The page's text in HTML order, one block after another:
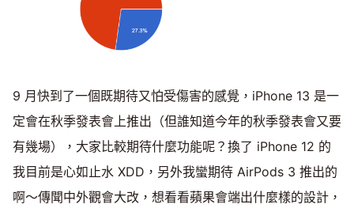
9 月快到了一個既期待又怕受傷害的感覺，iPhone 13 是一
定會在秋季發表會上推出（但誰知道今年的秋季發表會又要
有幾場），大家比較期待什麼功能呢？換了 iPhone 12 的
我目前是心如止水 XDD，另外我蠻期待 AirPods 3 推出的
啊～傳聞中外觀會大改，想看看蘋果會端出什麼樣的設計，